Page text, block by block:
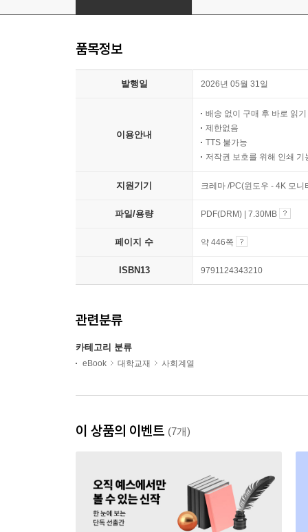
품목정보
발행일 2026년 05월 31일
이용안내
배송 없이 구매 후 바로 읽기
제한없음
TTS 불가능
저작권 보호를 위해 인쇄 기
지원기기 크레마 /PC(윈도우 - 4K 모
파일/용량 PDF(DRM) | 7.30MB
페이지 수 약 446쪽
ISBN13 9791124343210
관련분류
카테고리 분류
eBook 대학교재 사회계열
이 상품의 이벤트 (7개)